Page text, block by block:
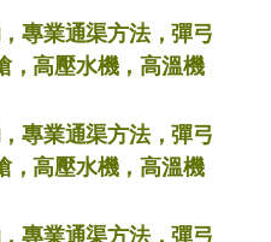
專業通渠方法，彈弓
，高壓水機，高溫機
專業通渠方法，彈弓
，高壓水機，高溫機
專業通渠方法，彈弓